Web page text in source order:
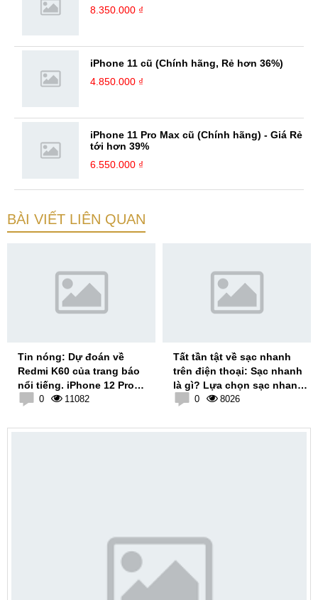
8.350.000 ₫
iPhone 11 cũ (Chính hãng, Rẻ hơn 36%)
4.850.000 ₫
iPhone 11 Pro Max cũ (Chính hãng) - Giá Rẻ
tới hơn 39%
6.550.000 ₫
BÀI VIẾT LIÊN QUAN
Tin nóng: Dự đoán về
Redmi K60 của trang báo
nổi tiếng. iPhone 12 Pro
Max có USB Type-C
0 11082
Tất tần tật về sạc nhanh
trên điện thoại: Sạc nhanh
là gì? Lựa chọn sạc nhanh
sao cho phù hợp với máy
0 8026